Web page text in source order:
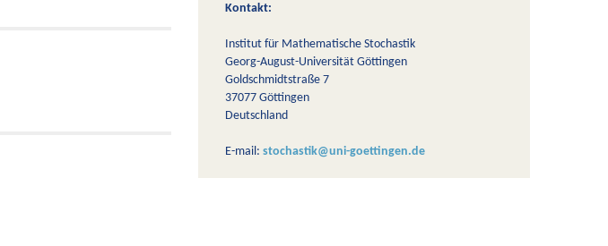
Kontakt:
Institut für Mathematische Stochastik
Georg-August-Universität Göttingen
Goldschmidtstraße 7
37077 Göttingen
Deutschland
E-mail: stochastik@uni-goettingen.de